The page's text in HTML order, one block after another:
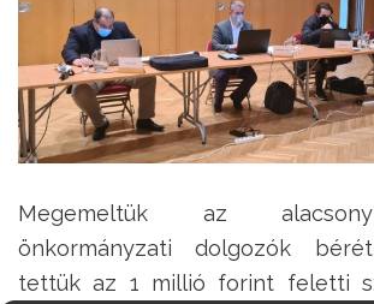
Megemeltük az
önkormányzati dolgozók
tettük az 1 millió forint feletti